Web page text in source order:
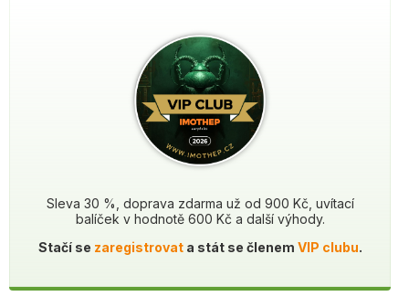
Sleva 30 %, doprava zdarma už od 900 Kč, uvítací
balíček v hodnotě 600 Kč a další výhody.
Stačí se zaregistrovata stát se členem VIP clubu.